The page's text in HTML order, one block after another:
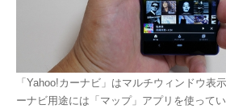
「Yahoo!カーナビ」はマルチウィンドウ表
ーナビ用途には「マップ」アプリを使って